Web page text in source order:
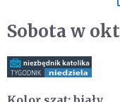
Sobota w